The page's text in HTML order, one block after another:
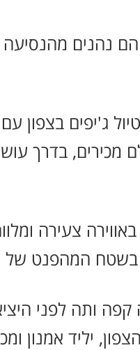
הם נהנים
ג'יפים בצפון עם
מכירים, בדרך
צעירה
בשטח המהפנט של
ותה לפני
יליד אמנון